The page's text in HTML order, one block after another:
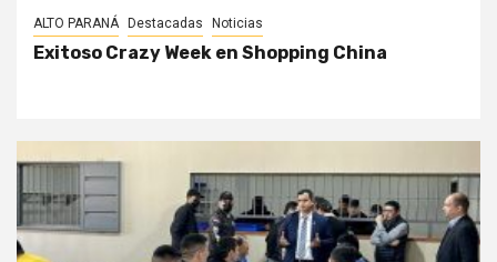
ALTO PARANÁ Destacadas Noticias
Exitoso Crazy Week en Shopping China